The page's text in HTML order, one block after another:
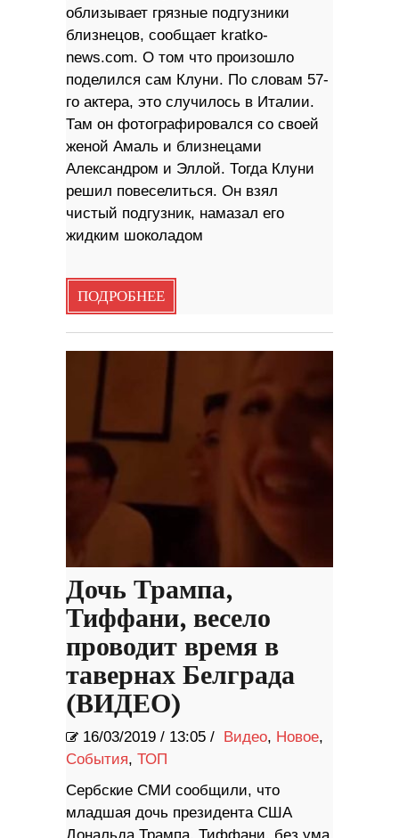
облизывает грязные подгузники
близнецов, сообщает kratko-
news.com. О том что произошло
поделился сам Клуни. По словам 57-
го актера, это случилось в Италии.
Там он фотографировался со своей
женой Амаль и близнецами
Александром и Эллой. Тогда Клуни
решил повеселиться. Он взял
чистый подгузник, намазал его
жидким шоколадом
ПОДРОБНЕЕ
Дочь Трампа,
Тиффани, весело
проводит время в
тавернах Белграда
(ВИДЕО)
16/03/2019 / 13:05 / Видео, Новое,
События, ТОП
Сербские СМИ сообщили, что
младшая дочь президента США